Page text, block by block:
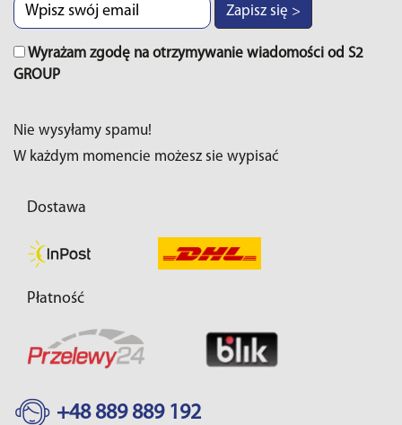
Zapisz się >
Wyrażam zgodę na otrzymywanie wiadomości od S2
GROUP
Nie wysyłamy spamu!
W każdym momencie możesz sie wypisać
Dostawa
Płatność
+48 889 889 192